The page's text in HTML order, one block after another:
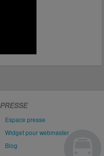
PRESSE
Espace presse
Widget pour webmaster
Blog